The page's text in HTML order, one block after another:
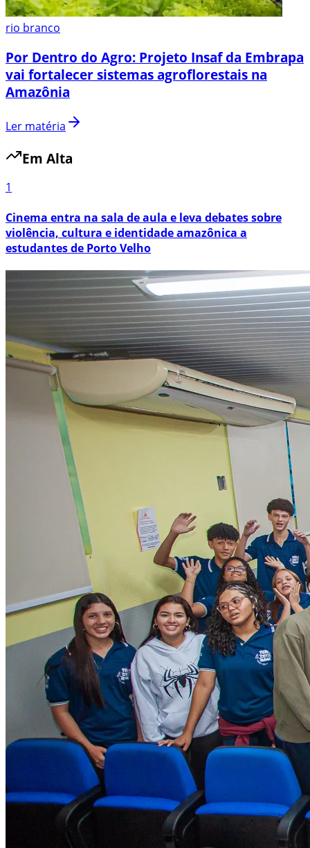
rio branco
Por Dentro do Agro: Projeto Insaf da Embrapa
vai fortalecer sistemas agroflorestais na
Amazônia
Ler matéria
Em Alta
1
Cinema entra na sala de aula e leva debates sobre
violência, cultura e identidade amazônica a
estudantes de Porto Velho